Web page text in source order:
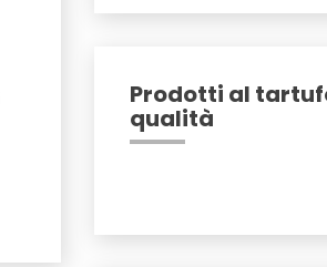
Prodotti al
qualità